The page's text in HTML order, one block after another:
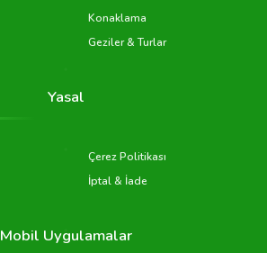
Konaklama
Geziler & Turlar
Yasal
Çerez Politikası
İptal & İade
Mobil Uygulamalar